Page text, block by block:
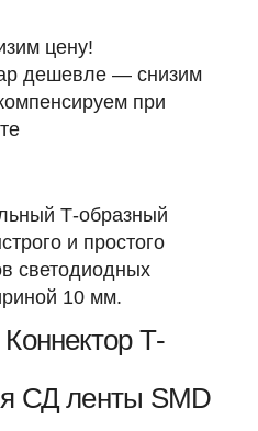
цену!
дешевле — снизим
при
Т-образный
и простого
светодиодных
10 мм.
Т-
СД ленты SMD